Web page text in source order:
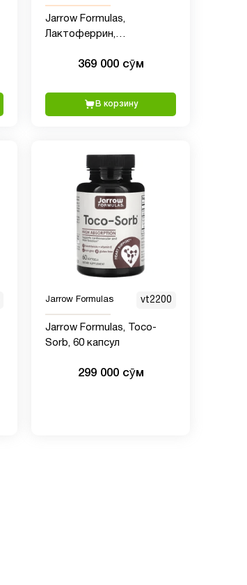
Jarrow Formulas,
Лактоферрин,
30 капсул369 000 сӯм
В корзину
Jarrow Formulas vt2200
Jarrow Formulas, Toco-
Sorb, 60 капсул
299 000 сӯм